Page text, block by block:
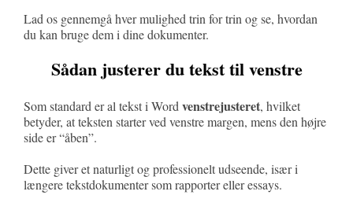
Lad os gennemgå hver mulighed trin for trin og se, hvordan
du kan bruge dem i dine dokumenter.
Sådan justerer du tekst til venstre
Som standard er al tekst i Wordvenstrejusteret, hvilket
betyder, at teksten starter ved venstre margen, mens den højre
side er “åben”.
Dette giver et naturligt og professionelt udseende, især i
længere tekstdokumenter som rapporter eller essays.